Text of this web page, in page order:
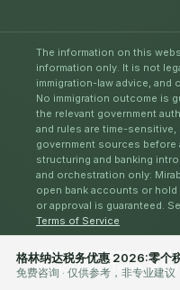
格林纳达税务优惠 2026:零个
免费咨询 · 仅供参考，非专业建议
The information on this
information only. It is not
immigration-law advice, and
No immigration outcome is
the relevant government
and rules are time-
government sources before
structuring and banking
and orchestration only:
open bank accounts or
or approval is guaranteed.
Terms of Service
© Mirabello Consultancy
Privacy Policy Terms of